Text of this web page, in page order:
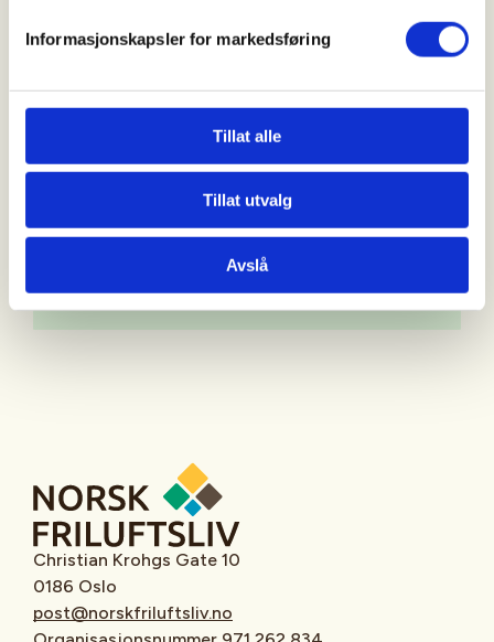
Informasjonskapsler for markedsføring
Tillat alle
Tillat utvalg
Avslå
Se mer om Introjakt her.
Oppmøtested
Christian Krohgs Gate 10
0186 Oslo
post@norskfriluftsliv.no